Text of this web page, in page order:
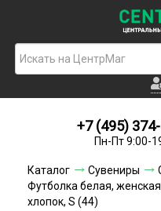
+7 (495)
Пн-Пт 9:00-
Каталог Сувениры
Футболка белая,
хлопок, S (44)